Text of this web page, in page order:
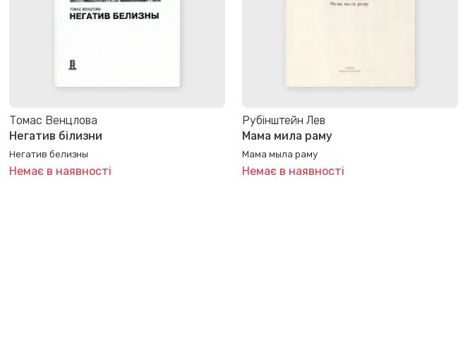
Томас Венцлова
Негатив білизни
Негатив белизны
Немає в наявності
Рубінштейн Лев
Мама мила раму
Мама мыла раму
Немає в наявності